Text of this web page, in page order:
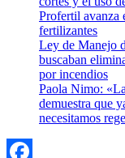
Profertil avanza
fertilizantes
Ley de Manejo
buscaban
por incendios
Paola Nimo:
demuestra que
necesitamos